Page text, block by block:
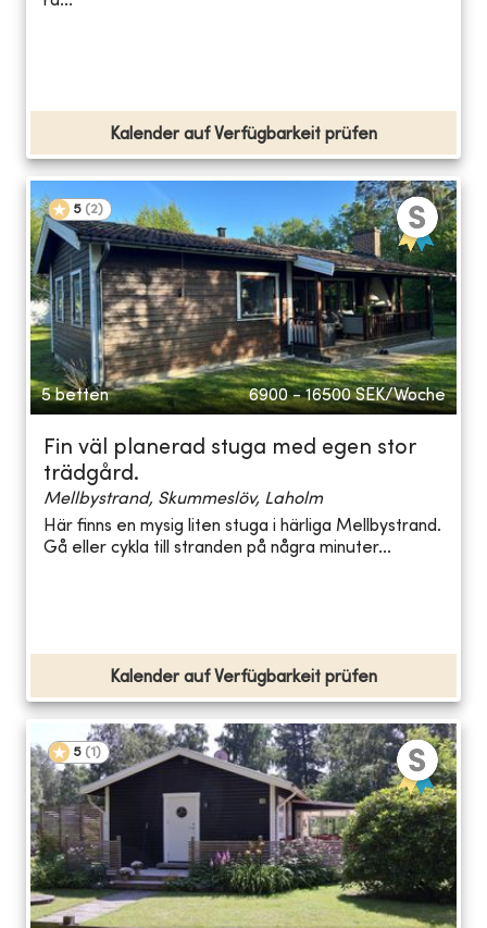
Kalender auf Verfügbarkeit prüfen
5 (2)
5 betten 6900 - 16500 SEK/Woche
Fin väl planerad stuga med egen stor
trädgård.
Mellbystrand, Skummeslöv, Laholm
Här finns en mysig liten stuga i härliga Mellbystrand.
Gå eller cykla till stranden på några minuter...
Kalender auf Verfügbarkeit prüfen
5 (1 )